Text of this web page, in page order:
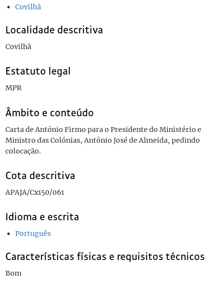
Covilhã
Localidade descritiva
Covilhã
Estatuto legal
MPR
Âmbito e conteúdo
Carta de António Firmo para o Presidente do Ministério e
Ministro das Colónias, António José de Almeida, pedindo
colocação.
Cota descritiva
APAJA/Cx150/061
Idioma e escrita
Português
Características físicas e requisitos técnicos
Bom